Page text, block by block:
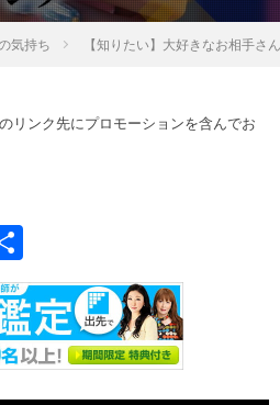
気持ち 【知りたい】大好きなお相手
リンク先にプロモーションを含んでお
有